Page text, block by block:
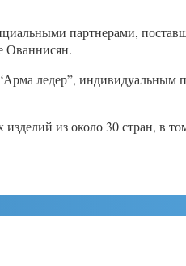
партнерами,
Ованнисян.
ледер”, индивидуальным
из около 30 стран, в